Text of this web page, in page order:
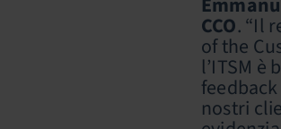
CCO. “Il
of the
l’ITSM è
nostri